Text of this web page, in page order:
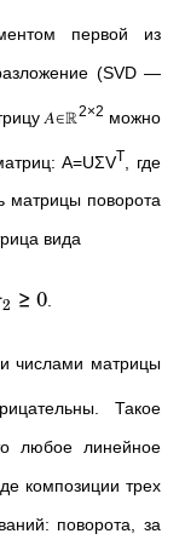
первой из
(SVD —
𝐴∈ℝ2×2 можно
A=UΣVT
, где
матрицы поворота
вида
2 ≥ 0.
числами матрицы
Такое
любое линейное
композиции трех
поворота, за